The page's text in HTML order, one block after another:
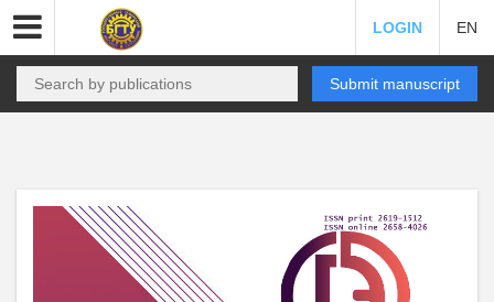
LOGIN EN
Submit manuscript